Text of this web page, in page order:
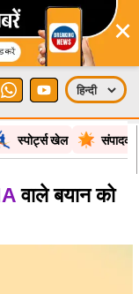
×
स्पोर्ट्स खेल
वाले बयान को